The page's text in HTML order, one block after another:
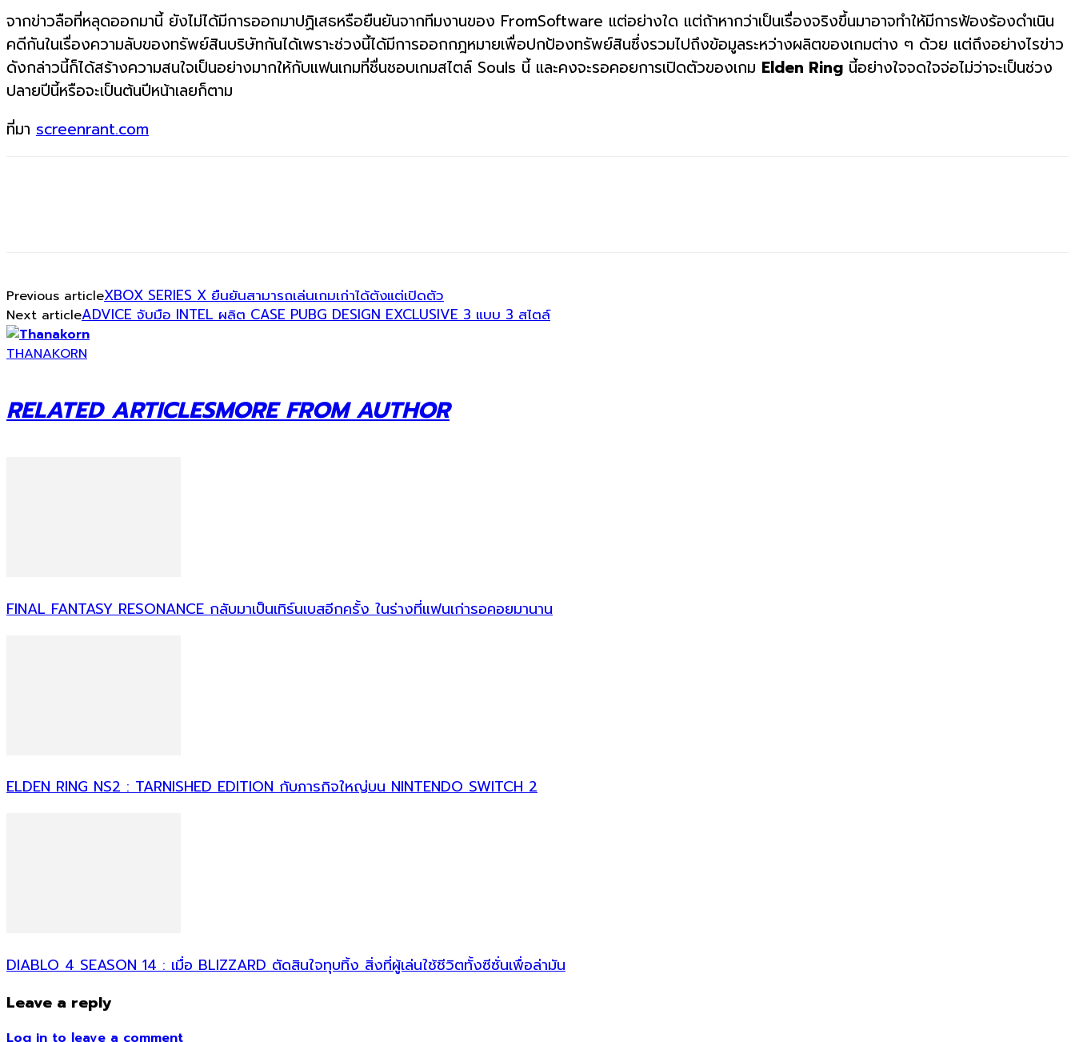
จากข่าวลือที่หลุดออกมานี้ ยังไม่ได้มีการออกมาปฏิเสธหรือยืนยันจากทีมงานของ FromSoftware แต่อย่างใด แต่ถ้าหากว่าเป็นเรื่องจริงขึ้นมาอาจทำให้มีการฟ้องร้องดำเนิน
คดีกันในเรื่องความลับของทรัพย์สินบริษัทกันได้เพราะช่วงนี้ได้มีการออกกฎหมายเพื่อปกป้องทรัพย์สินซึ่งรวมไปถึงข้อมูลระหว่างผลิตของเกมต่าง ๆ ด้วย แต่ถึงอย่างไรข่าว
ดังกล่าวนี้ก็ได้สร้างความสนใจเป็นอย่างมากให้กับแฟนเกมที่ชื่นชอบเกมสไตล์ Souls นี้ และคงจะรอคอยการเปิดตัวของเกม Elden Ring นี้อย่างใจจดใจจ่อไม่ว่าจะเป็นช่วง
ปลายปีนี้หรือจะเป็นต้นปีหน้าเลยก็ตาม
ที่มา screenrant.com
Previous articleXBOX SERIES X ยืนยันสามารถเล่นเกมเก่าได้ตังแต่เปิดตัว
Next articleADVICE จับมือ INTEL ผลิต CASE PUBG DESIGN EXCLUSIVE 3 แบบ 3 สไตล์
THANAKORN
RELATED ARTICLESMORE FROM AUTHOR
FINAL FANTASY RESONANCE กลับมาเป็นเทิร์นเบสอีกครั้ง ในร่างที่แฟนเก่ารอคอยมานาน
ELDEN RING NS2 : TARNISHED EDITION กับภารกิจใหญ่บน NINTENDO SWITCH 2
DIABLO 4 SEASON 14 : เมื่อ BLIZZARD ตัดสินใจทุบทิ้ง สิ่งที่ผู้เล่นใช้ชีวิตทั้งซีซั่นเพื่อล่ามัน
Leave a reply